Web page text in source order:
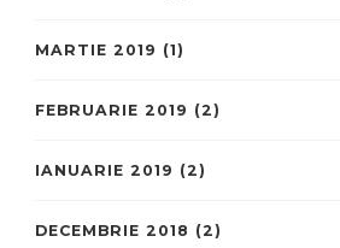
MARTIE 2019 (1)
FEBRUARIE 2019 (2)
IANUARIE 2019 (2)
DECEMBRIE 2018 (2)